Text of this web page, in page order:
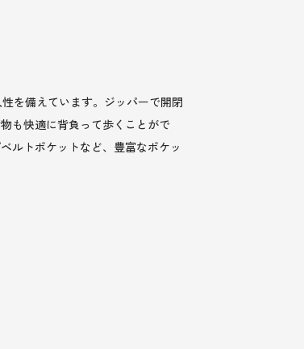
を備えています。ジッパーで開閉
も快適に背負って歩くことがで
ルトポケットなど、豊富なポケッ